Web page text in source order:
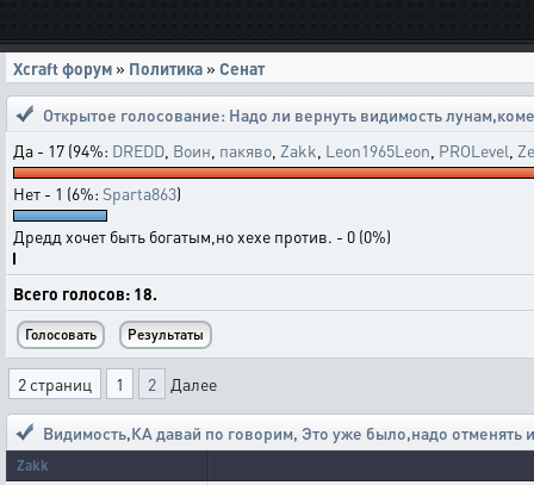
Xcraft форум » Политика » Сенат
Открытое голосование: Надо ли вернуть видимость
Да - 17 (94%: DREDD Воин пакяво Zakk Leon1965Leon PROLevel
Нет - 1 (6%: Sparta863)
Дредд хочет быть богатым,но хехе против. - 0 (0%)
Всего голосов: 18.
2 страниц 1 2 Далее
Видимость,КА давай по говорим, Это уже было,надо отменять
Zakk